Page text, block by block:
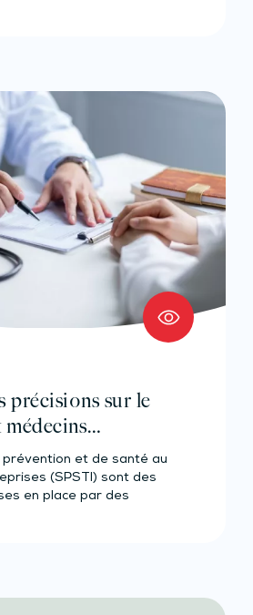
précisions sur le
et de santé au
(SPSTI) sont des
en place par des